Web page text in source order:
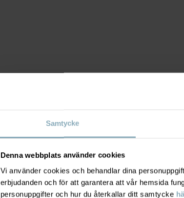
Samtycke
Denna webbplats använder cookies
Vi använder cookies och behandlar dina
erbjudanden och för att garantera att vår hemsida
personuppgifter och hur du återkallar ditt samtycke